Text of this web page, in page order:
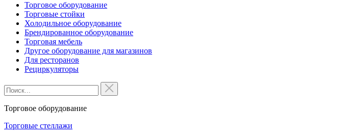
Торговое оборудование
Торговые стойки
Холодильное оборудование
Брендированное оборудование
Торговая мебель
Другое оборудование для магазинов
Для ресторанов
Рециркуляторы
Торговое оборудование
Торговые стеллажи